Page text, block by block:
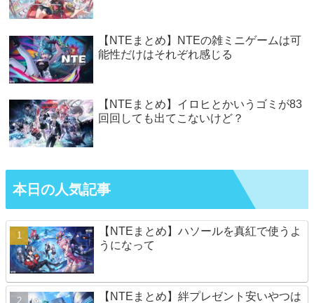
【NTEまとめ】NTEの雑ミニゲームは可
能性だけはそれぞれ感じる
【NTEまとめ】イロヒとかいうゴミが83
回回しても出てこないけど？
本日の人気記事
【NTEまとめ】ハソールを真紅で使うよ
うになって
【NTEまとめ】絆プレゼント安いやつは